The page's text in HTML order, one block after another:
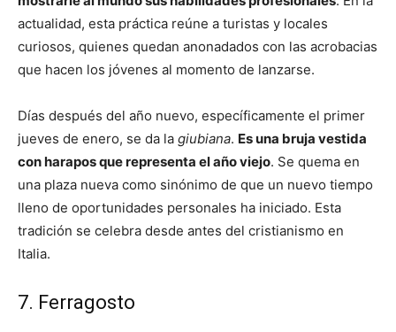
actualidad, esta práctica reúne a turistas y locales
curiosos, quienes quedan anonadados con las acrobacias
que hacen los jóvenes al momento de lanzarse.
Días después del año nuevo, específicamente el primer
jueves de enero, se da la giubiana. Es una bruja vestida
con harapos que representa el año viejo. Se quema en
una plaza nueva como sinónimo de que un nuevo tiempo
lleno de oportunidades personales ha iniciado. Esta
tradición se celebra desde antes del cristianismo en
Italia.
7. Ferragosto